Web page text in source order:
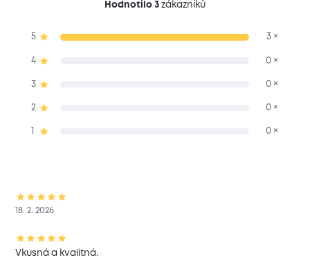
Hodnotilo 3zákazníků
5 3 ×
4 0 ×
3 0 ×
2 0 ×
0 ×
18. 2. 2026
Vkusná a kvalitná.